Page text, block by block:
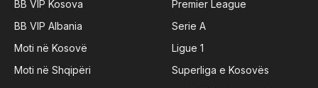
BB VIP Kosova
BB VIP Albania
Moti në Kosovë
Moti në Shqipëri
Premier League
Serie A
Ligue 1
Superliga e Kosovës